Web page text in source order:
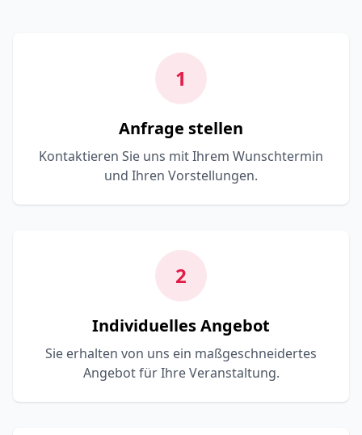
1
Anfrage stellen
Kontaktieren Sie uns mit Ihrem Wunschtermin
und Ihren Vorstellungen.
2
Individuelles Angebot
Sie erhalten von uns ein maßgeschneidertes
Angebot für Ihre Veranstaltung.